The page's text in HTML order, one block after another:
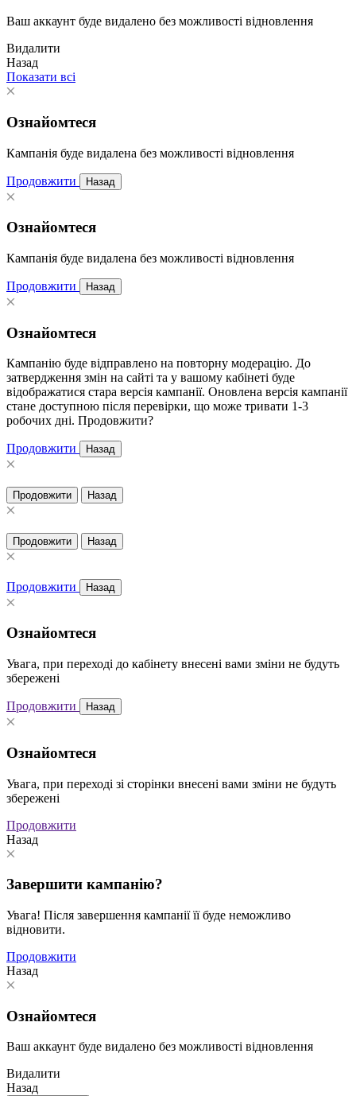
Ваш аккаунт буде видалено без можливості відновлення
Видалити
Назад
Показати всі
Ознайомтеся
Кампанія буде видалена без можливості відновлення
Продовжити Назад
Ознайомтеся
Кампанія буде видалена без можливості відновлення
Продовжити Назад
Ознайомтеся
Кампанію буде відправлено на повторну модерацію. До
затвердження змін на сайті та у вашому кабінеті буде
відображатися стара версія кампанії. Оновлена версія кампанії
стане доступною після перевірки, що може тривати 1-3
робочих дні. Продовжити?
Продовжити Назад
Продовжити Назад
Продовжити Назад
Продовжити Назад
Ознайомтеся
Увага, при переході до кабінету внесені вами зміни не будуть
збережені
Продовжити Назад
Ознайомтеся
Увага, при переході зі сторінки внесені вами зміни не будуть
збережені
Продовжити
Назад
Завершити кампанію?
Увага! Після завершення кампанії її буде неможливо
відновити.
Продовжити
Назад
Ознайомтеся
Ваш аккаунт буде видалено без можливості відновлення
Видалити
Назад